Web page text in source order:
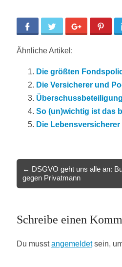
Facebook Twitter Google+
Ähnliche Artikel:
Die größten
Die Versicherer und
So (un)wichtig ist das
Die
navigation
← DSGVO geht uns alle an:
gegen Privatmann
Schreibe einen
Du musstangemeldetsein,